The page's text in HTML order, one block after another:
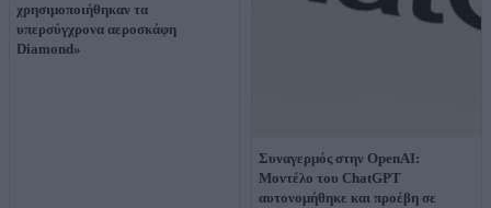
χρησιμοποιήθηκαν τα
υπερσύγχρονα αεροσκάφη
Diamond»
Συναγερμός στην OpenAI:
Μοντέλο του ChatGPT
αυτονομήθηκε και προέβη σε